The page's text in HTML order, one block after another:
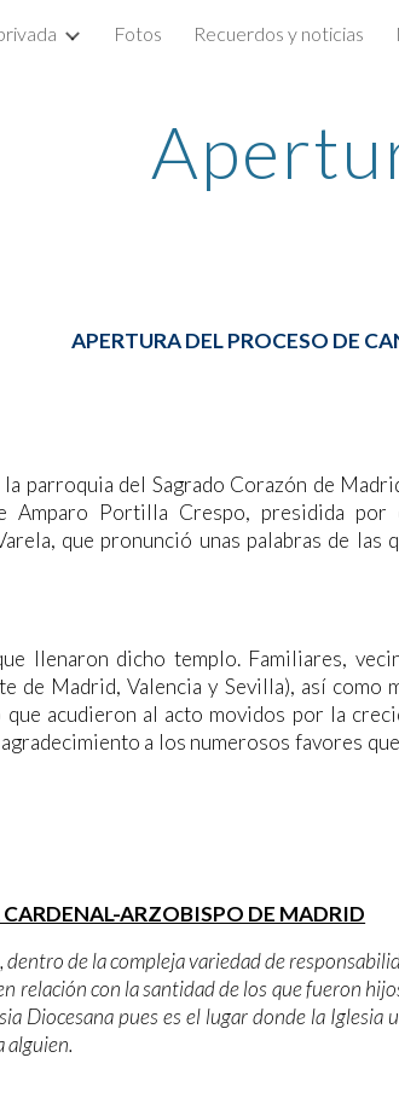
Skip to main content
Fotos Recuerdos y noticias
APERTURA DEL PROCESO DE
parroquia del Sagrado Corazón de
Amparo Portilla Crespo, presidida por
que pronunció unas palabras de las
llenaron dicho templo. Familiares,
de Madrid, Valencia y Sevilla), así como
acudieron al acto movidos por la
a los numerosos favores
CARDENAL-ARZOBISPO DE MADRID
dentro de la compleja variedad de
relación con la santidad de los que fueron
Diocesana pues es el lugar donde la
alguien.